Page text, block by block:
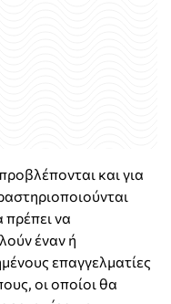
και για
πρέπει να
έναν ή
επαγγελματίες
οι οποίοι θα